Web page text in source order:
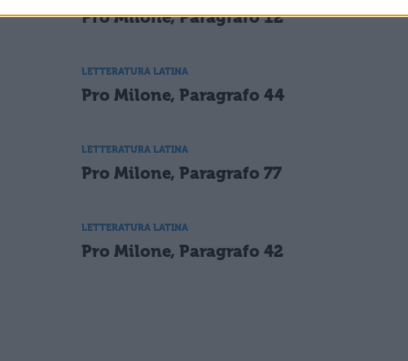
Pro Milone, Paragrafo 12
LETTERATURA LATINA
Pro Milone, Paragrafo 44
LETTERATURA LATINA
Pro Milone, Paragrafo 77
LETTERATURA LATINA
Pro Milone, Paragrafo 42